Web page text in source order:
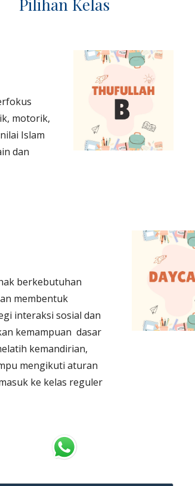
motorik,
Islam
dan
berkebutuhan
membentuk
interaksi sosial dan
kemampuan dasar
kemandirian,
mengikuti aturan
ke kelas reguler